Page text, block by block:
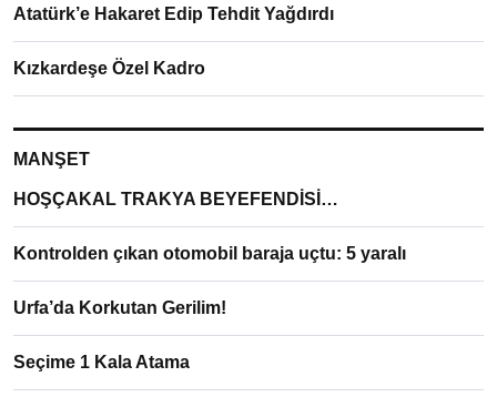
Atatürk’e Hakaret Edip Tehdit Yağdırdı
Kızkardeşe Özel Kadro
MANŞET
HOŞÇAKAL TRAKYA BEYEFENDİSİ…
Kontrolden çıkan otomobil baraja uçtu: 5 yaralı
Urfa’da Korkutan Gerilim!
Seçime 1 Kala Atama